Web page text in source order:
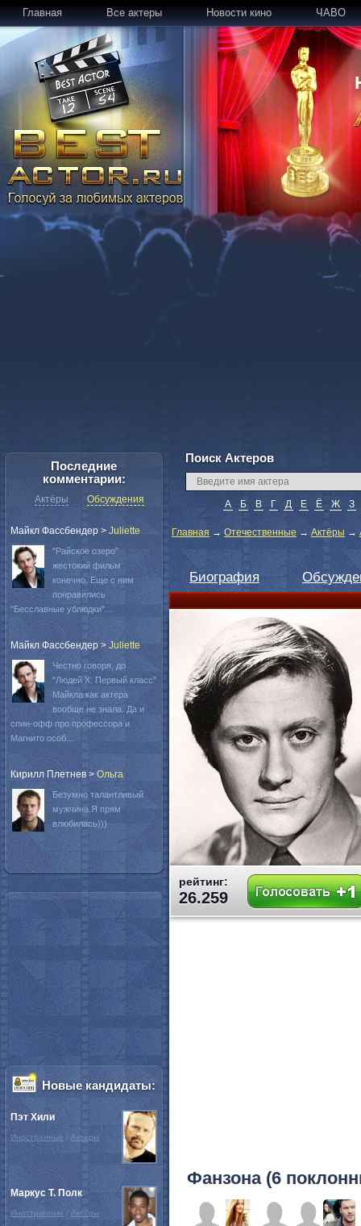
Главная Все актеры Новости кино ЧАВО
Поиск Актеров
А Б В Г Д Е Ё Ж З
Главная → Отечественные → Актёры →
Биография
рейтинг:
26.259
Фанзона (6
Последние
комментарии:
Актёры Обсуждения
Майкл Фассбендер > Juliette
"Райское озеро"
жестокий фильм
конечно. Еще с ним
понравились
"Бесславные ублюдки"...
Майкл Фассбендер > Juliette
Честно говоря, до
"Людей Х: Первый класс"
Майкла как актера
вообще не знала. Да и
спин-офф про профессора и
Магнито особ...
Кирилл Плетнев > Oльга
Безумно талантливый
мужчина.Я прям
влюбилась)))
Новые кандидаты:
Пэт Хили
Иностранные / Актёры
Маркус Т. Полк
Иностранные / Актёры